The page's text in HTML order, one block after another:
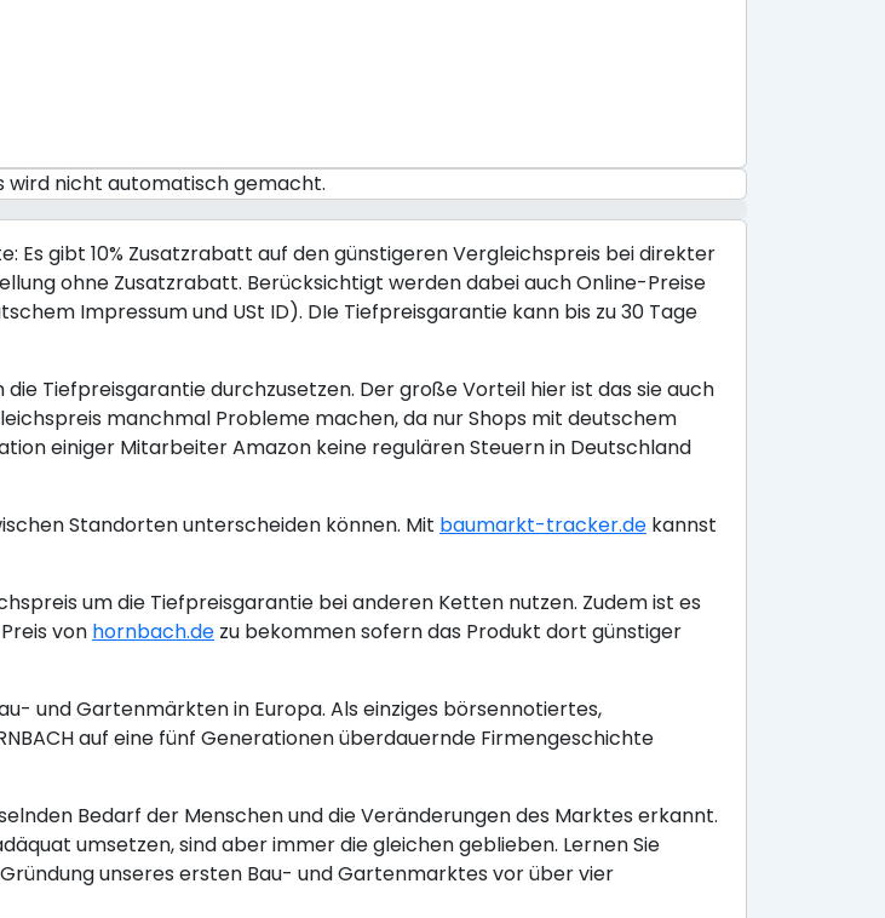
wird nicht automatisch gemacht.
Es gibt 10% Zusatzrabatt auf den günstigeren Vergleichspreis bei direkter
ohne Zusatzrabatt. Berücksichtigt werden dabei auch Online-Preise
Impressum und USt ID). DIe Tiefpreisgarantie kann bis zu 30 Tage
Tiefpreisgarantie durchzusetzen. Der große Vorteil hier ist das sie auch
manchmal Probleme machen, da nur Shops mit deutschem
einiger Mitarbeiter Amazon keine regulären Steuern in Deutschland
Standorten unterscheiden können. Mit baumarkt-tracker.de kannst
um die Tiefpreisgarantie bei anderen Ketten nutzen. Zudem ist es
von hornbach.de zu bekommen sofern das Produkt dort günstiger
und Gartenmärkten in Europa. Als einziges börsennotiertes,
auf eine fünf Generationen überdauernde Firmengeschichte
Bedarf der Menschen und die Veränderungen des Marktes erkannt.
umsetzen, sind aber immer die gleichen geblieben. Lernen Sie
unseres ersten Bau- und Gartenmarktes vor über vier